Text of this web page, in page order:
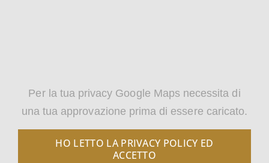
Per la tua privacy Google Maps necessita di
una tua approvazione prima di essere caricato.
HO LETTO LA PRIVACY POLICY ED
ACCETTO